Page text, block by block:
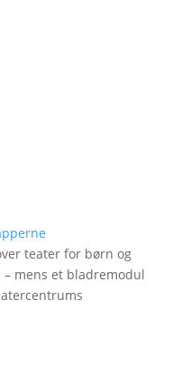
teater for børn og
mens et bladremodul